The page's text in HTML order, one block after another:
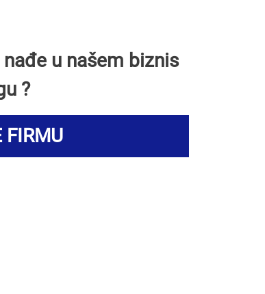
u našem biznis
?
FIRMU